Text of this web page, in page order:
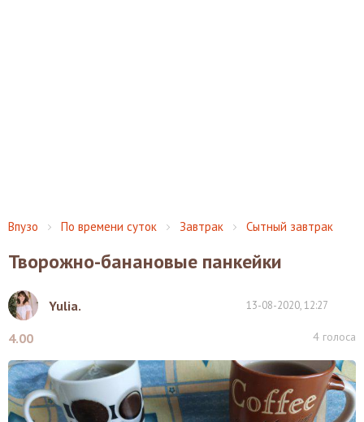
Впузо По времени суток Завтрак Сытный завтрак
Творожно-банановые панкейки
Yulia. 13-08-2020, 12:27
4.00 4 голоса